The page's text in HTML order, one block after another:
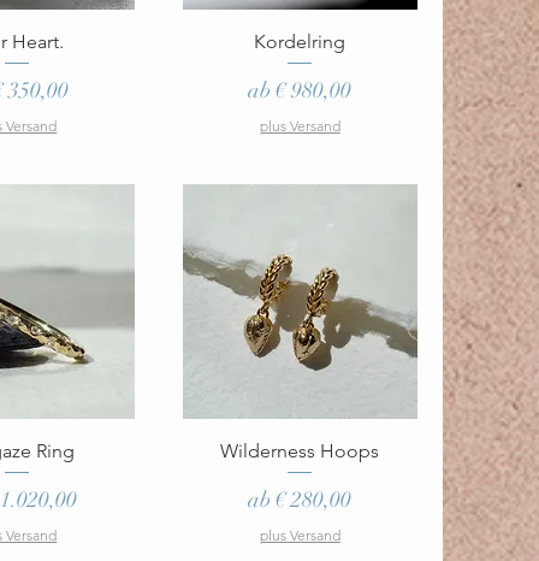
Heart.
350,00
Preis
Versand
Schnellansicht
Kordelring
ab€ 980,00
Sale-Preis
plus Versand
Ring
Versand
Schnellansicht
Wilderness Hoops
ab€ 280,00
Sale-Preis
plus Versand